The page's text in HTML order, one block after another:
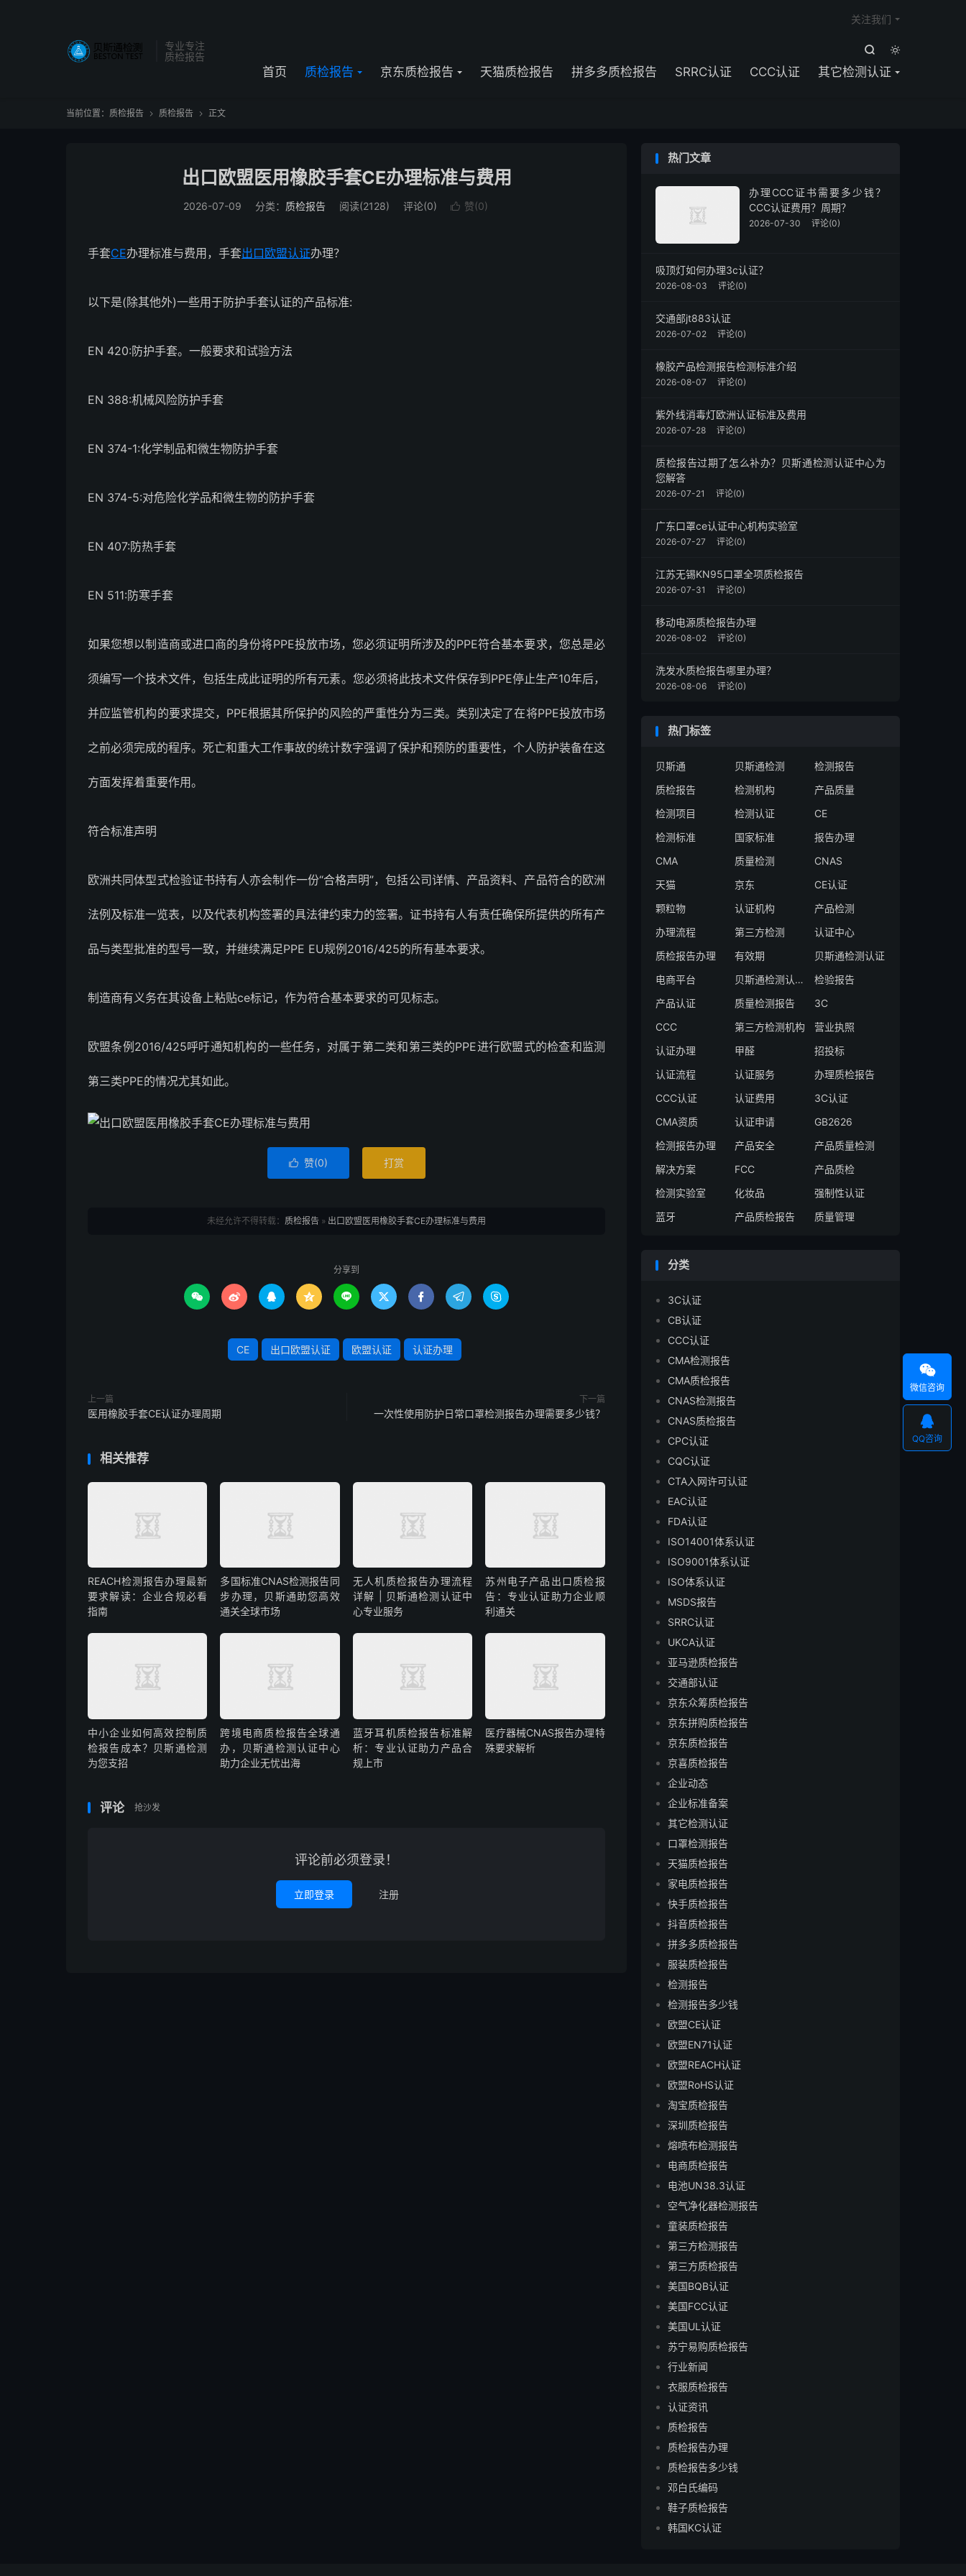
专业专注
质检报告


首页 质检报告 京东质检报告 天猫质检报告 拼多多质检报告 SRRC认证 CCC认证 其它检测认证
关注我们
当前位置： 质检报告  质检报告  正文
出口欧盟医用橡胶手套CE办理标准与费用
2026-07-09 分类： 质检报告 阅读(2128) 评论(0)  赞(0)
手套CE办理标准与费用，手套出口欧盟认证办理？
以下是(除其他外)一些用于防护手套认证的产品标准:
EN 420:防护手套。一般要求和试验方法
EN 388:机械风险防护手套
EN 374-1:化学制品和微生物防护手套
EN 374-5:对危险化学品和微生物的防护手套
EN 407:防热手套
EN 511:防寒手套
如果您想以制造商或进口商的身份将PPE投放市场，您必须证明所涉及的PPE符合基本要求，您总是必
须编写一个技术文件，包括生成此证明的所有元素。您必须将此技术文件保存到PPE停止生产10年后，
并应监管机构的要求提交，PPE根据其所保护的风险的严重性分为三类。类别决定了在将PPE投放市场
之前必须完成的程序。死亡和重大工作事故的统计数字强调了保护和预防的重要性，个人防护装备在这
方面发挥着重要作用。
符合标准声明
欧洲共同体型式检验证书持有人亦会制作一份“合格声明”，包括公司详情、产品资料、产品符合的欧洲
法例及标准一览表，以及代表机构签署的具法律约束力的签署。证书持有人有责任确保所提供的所有产
品与类型批准的型号一致，并继续满足PPE EU规例2016/425的所有基本要求。
制造商有义务在其设备上粘贴ce标记，作为符合基本要求的可见标志。
欧盟条例2016/425呼吁通知机构的一些任务，对属于第二类和第三类的PPE进行欧盟式的检查和监测
第三类PPE的情况尤其如此。
 赞(0) 打赏
未经允许不得转载： 质检报告 » 出口欧盟医用橡胶手套CE办理标准与费用
分享到
        
CE 出口欧盟认证 欧盟认证 认证办理
上一篇
医用橡胶手套CE认证办理周期
下一篇
一次性使用防护日常口罩检测报告办理需要多少钱？
相关推荐
REACH检测报告办理最新
要求解读：企业合规必看
指南
多国标准CNAS检测报告同
步办理，贝斯通助您高效
通关全球市场
无人机质检报告办理流程
详解 | 贝斯通检测认证中
心专业服务
苏州电子产品出口质检报
告：专业认证助力企业顺
利通关
中小企业如何高效控制质
检报告成本？贝斯通检测
为您支招
跨境电商质检报告全球通
办，贝斯通检测认证中心
助力企业无忧出海
蓝牙耳机质检报告标准解
析：专业认证助力产品合
规上市
医疗器械CNAS报告办理特
殊要求解析
评论 抢沙发
评论前必须登录！
立即登录 注册
热门文章
办理CCC证书需要多少钱？
CCC认证费用？周期？
2026-07-30 评论(0)
吸顶灯如何办理3c认证？
2026-08-03 评论(0)
交通部jt883认证
2026-07-02 评论(0)
橡胶产品检测报告检测标准介绍
2026-08-07 评论(0)
紫外线消毒灯欧洲认证标准及费用
2026-07-28 评论(0)
质检报告过期了怎么补办？贝斯通检测认证中心为
您解答
2026-07-21 评论(0)
广东口罩ce认证中心机构实验室
2026-07-27 评论(0)
江苏无锡KN95口罩全项质检报告
2026-07-31 评论(0)
移动电源质检报告办理
2026-08-02 评论(0)
洗发水质检报告哪里办理？
2026-08-06 评论(0)
热门标签
贝斯通 贝斯通检测
检测报告
质检报告
检测机构
产品质量
检测项目
检测认证
CE
检测标准
国家标准
报告办理
CMA
质量检测
CNAS
天猫
京东
CE认证
颗粒物
认证机构
产品检测
办理流程
第三方检测
认证中心
质检报告办理
有效期
贝斯通检测认证
电商平台
贝斯通检测认证中心
检验报告
产品认证
质量检测报告
3C
CCC
第三方检测机构
营业执照
认证办理
甲醛
招投标
认证流程
认证服务
办理质检报告
CCC认证
认证费用
3C认证
CMA资质
认证申请
GB2626
检测报告办理
产品安全
产品质量检测
解决方案
FCC
产品质检
检测实验室
化妆品
强制性认证
蓝牙
产品质检报告 质量管理
分类
3C认证
CB认证
CCC认证
CMA检测报告
CMA质检报告
CNAS检测报告
CNAS质检报告
CPC认证
CQC认证
CTA入网许可认证
EAC认证
FDA认证
ISO14001体系认证
ISO9001体系认证
ISO体系认证
MSDS报告
SRRC认证
UKCA认证
亚马逊质检报告
交通部认证
京东众筹质检报告
京东拼购质检报告
京东质检报告
京喜质检报告
企业动态
企业标准备案
其它检测认证
口罩检测报告
天猫质检报告
家电质检报告
快手质检报告
抖音质检报告
拼多多质检报告
服装质检报告
检测报告
检测报告多少钱
欧盟CE认证
欧盟EN71认证
欧盟REACH认证
欧盟RoHS认证
淘宝质检报告
深圳质检报告
熔喷布检测报告
电商质检报告
电池UN38.3认证
空气净化器检测报告
童装质检报告
第三方检测报告
第三方质检报告
美国BQB认证
美国FCC认证
美国UL认证
苏宁易购质检报告
行业新闻
衣服质检报告
认证资讯
质检报告
质检报告办理
质检报告多少钱
邓白氏编码
鞋子质检报告
韩国KC认证

微信咨询

QQ咨询